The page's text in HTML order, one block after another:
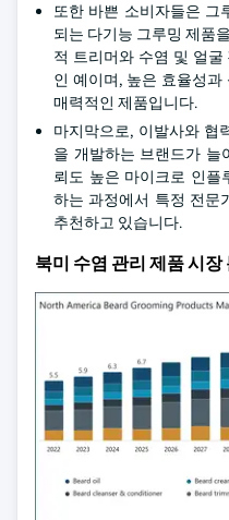
또한 바쁜 소비자들은 그
되는 다기능 그루밍 제품
적 트리머와 수염 및 얼
인 예이며, 높은 효율성
매력적인 제품입니다.
마지막으로, 이발사와 협
을 개발하는 브랜드가 늘
뢰도 높은 마이크로 인플
하는 과정에서 특정 전문
추천하고 있습니다.
북미 수염 관리 제품 시장